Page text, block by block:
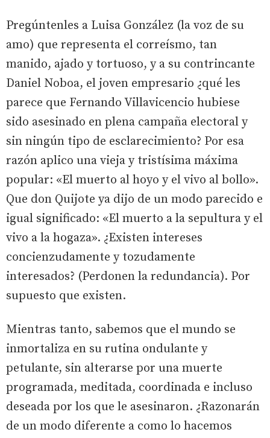
Pregúntenles a Luisa González (la voz de su
amo) que representa el correísmo, tan
manido, ajado y tortuoso, y a su contrincante
Daniel Noboa, el joven empresario ¿qué les
parece que Fernando Villavicencio hubiese
sido asesinado en plena campaña electoral y
sin ningún tipo de esclarecimiento? Por esa
razón aplico una vieja y tristísima máxima
popular: «El muerto al hoyo y el vivo al bollo».
Que don Quijote ya dijo de un modo parecido e
igual significado: «El muerto a la sepultura y el
vivo a la hogaza». ¿Existen intereses
concienzudamente y tozudamente
interesados? (Perdonen la redundancia). Por
supuesto que existen.
Mientras tanto, sabemos que el mundo se
inmortaliza en su rutina ondulante y
petulante, sin alterarse por una muerte
programada, meditada, coordinada e incluso
deseada por los que le asesinaron. ¿Razonarán
de un modo diferente a como lo hacemos